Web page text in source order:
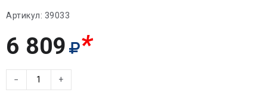
Артикул: 39033
6 809 *
− +